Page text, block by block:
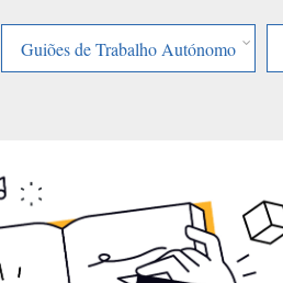
Guiões de Trabalho Autónomo